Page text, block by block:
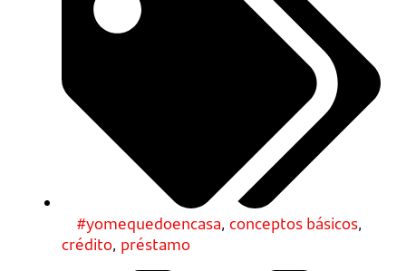
#yomequedoencasa, conceptos básicos,
crédito, préstamo